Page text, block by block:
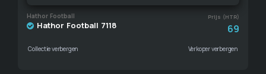
Hathor Football Prijs (HTR)
Hathor Football 7118 69
Collectie verbergen Verkoper verbergen